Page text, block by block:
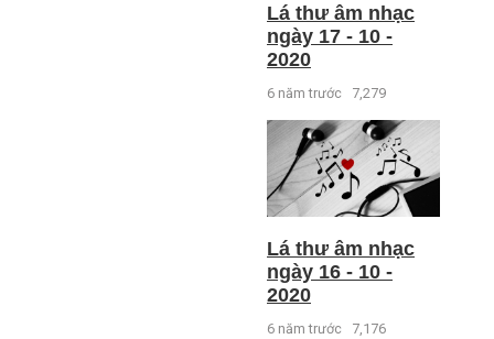
Lá thư âm nhạc
ngày 17 - 10 -
2020
6 năm trước 7,279
Lá thư âm nhạc
ngày 16 - 10 -
2020
6 năm trước 7,176